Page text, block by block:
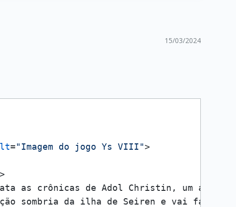
15/03/2024
="Imagem do jogo Ys VIII">
>
as crônicas de Adol Christin, um
sombria da ilha de Seiren e vai fazer o